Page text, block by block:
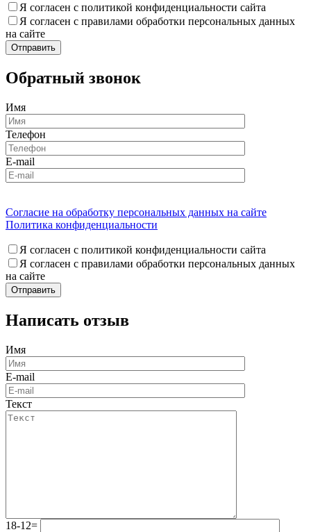
Я согласен с политикой конфиденциальности сайта
Я согласен с правилами обработки персональных данных
на сайте
Обратный звонок
Имя
Телефон
E-mail
Согласие на обработку персональных данных на сайте
Политика конфиденциальности
Я согласен с политикой конфиденциальности сайта
Я согласен с правилами обработки персональных данных
на сайте
Написать отзыв
Имя
E-mail
Текст
18-12=